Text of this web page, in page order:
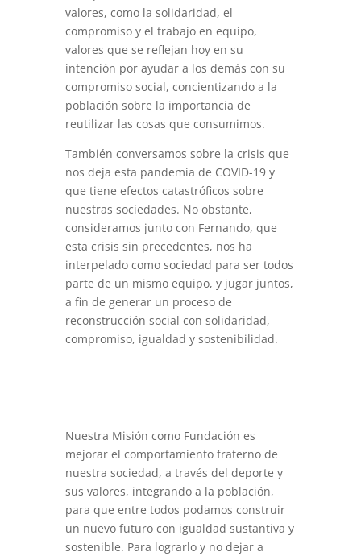
valores, como la solidaridad, el
compromiso y el trabajo en equipo,
valores que se reflejan hoy en su
intención por ayudar a los demás con su
compromiso social, concientizando a la
población sobre la importancia de
reutilizar las cosas que consumimos.
También conversamos sobre la crisis que
nos deja esta pandemia de COVID-19 y
que tiene efectos catastróficos sobre
nuestras sociedades. No obstante,
consideramos junto con Fernando, que
esta crisis sin precedentes, nos ha
interpelado como sociedad para ser todos
parte de un mismo equipo, y jugar juntos,
a fin de generar un proceso de
reconstrucción social con solidaridad,
compromiso, igualdad y sostenibilidad.
Nuestra Misión como Fundación es
mejorar el comportamiento fraterno de
nuestra sociedad, a través del deporte y
sus valores, integrando a la población,
para que entre todos podamos construir
un nuevo futuro con igualdad sustantiva y
sostenible. Para lograrlo y no dejar a